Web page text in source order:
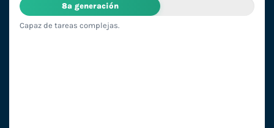
8ª generación
Capaz de tareas complejas.